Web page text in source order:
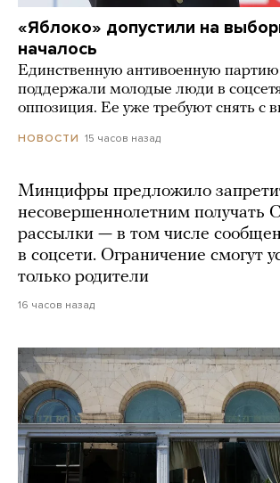
«Яблоко» допустили на
началось
Единственную антивоенную
поддержали молодые люди в
оппозиция. Ее уже требуют снять с
НОВОСТИ 15 часов назад
Минцифры предложило
несовершеннолетним
рассылки — в том числе
в соцсети. Ограничение смогут
только родители
16 часов назад